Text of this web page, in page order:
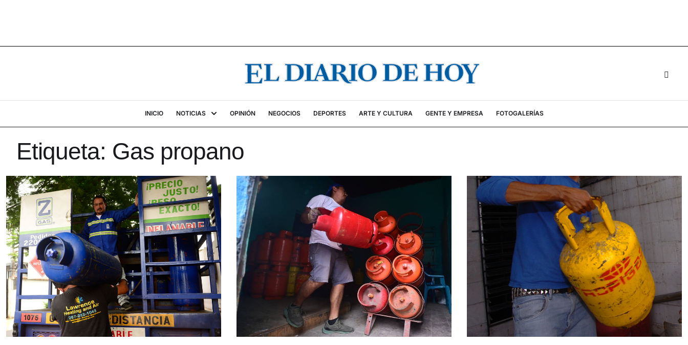
INICIO NOTICIAS OPINIÓN NEGOCIOS DEPORTES ARTE Y CULTURA GENTE Y EMPRESA FOTOGALERÍAS
Etiqueta: Gas propano